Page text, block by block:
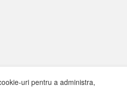
uri pentru a administra,